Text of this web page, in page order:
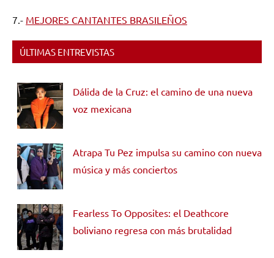
7.- MEJORES CANTANTES BRASILEÑOS
ÚLTIMAS ENTREVISTAS
Dálida de la Cruz: el camino de una nueva
voz mexicana
Atrapa Tu Pez impulsa su camino con nueva
música y más conciertos
Fearless To Opposites: el Deathcore
boliviano regresa con más brutalidad